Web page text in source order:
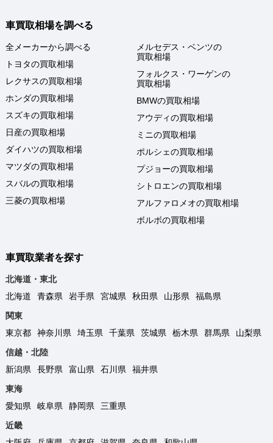
車買取相場を調べる
全メーカーから調べる
トヨタの買取相場
レクサスの買取相場
ホンダの買取相場
スズキの買取相場
日産の買取相場
ダイハツの買取相場
マツダの買取相場
スバルの買取相場
三菱の買取相場
メルセデス・ベンツの
買取相場
フォルクス・ワーゲンの
買取相場
BMWの買取相場
アウディの買取相場
ミニの買取相場
ポルシェの買取相場
プジョーの買取相場
シトロエンの買取相場
アルファロメオの買取相場
ボルボの買取相場
車買取業者を探す
北海道・東北
北海道
青森県 岩手県 宮城県 秋田県 山形県
福島県
関東
東京都
神奈川県 埼玉県 千葉県 茨城県 栃木県 群馬県
山梨県
信越・北陸
新潟県
長野県 富山県 石川県
福井県
東海
愛知県
岐阜県 静岡県
三重県
近畿